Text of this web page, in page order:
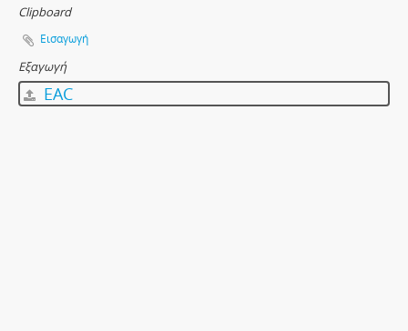
Clipboard
Εισαγωγή
Εξαγωγή
EAC